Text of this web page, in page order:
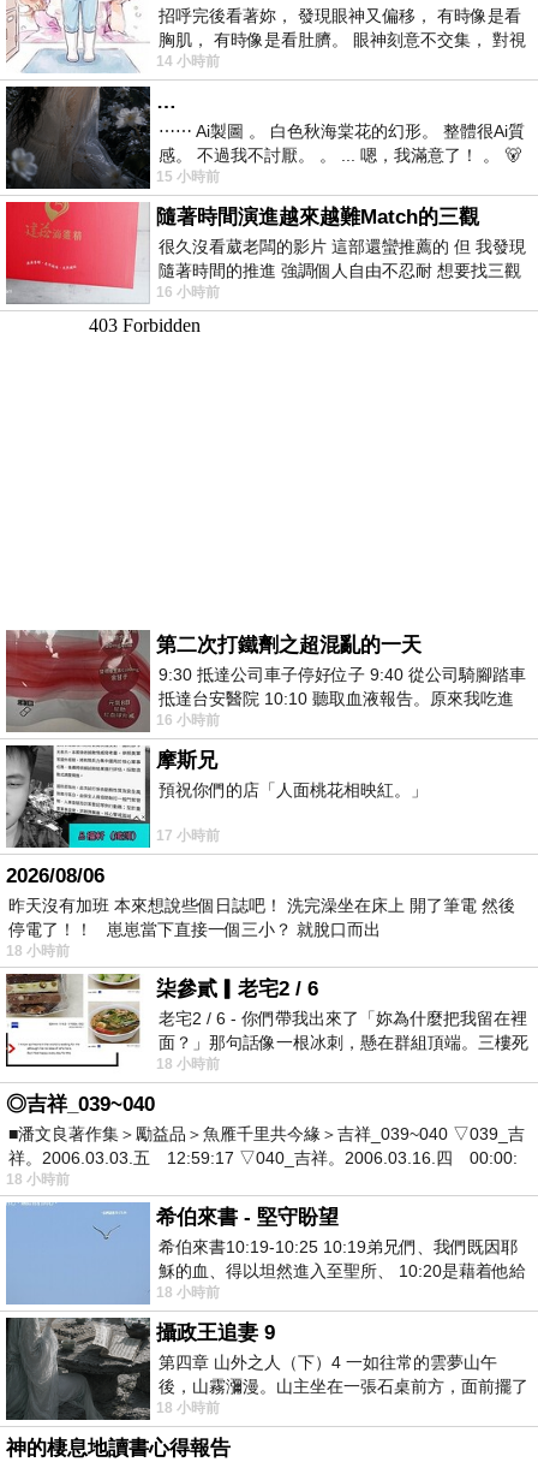
招呼完後看著妳， 發現眼神又偏移， 有時像是看
胸肌， 有時像是看肚臍。 眼神刻意不交集， 對視
視線不對齊， 讓我很難不
14 小時前
…
⋯⋯ Ai製圖 。 白色秋海棠花的幻形。 整體很Ai質
感。 不過我不討厭。 。 ... 嗯，我滿意了！ 。 🐻
昨中
15 小時前
隨著時間演進越來越難Match的三觀
很久沒看葳老闆的影片 這部還蠻推薦的 但 我發現
隨著時間的推進 強調個人自由不忍耐 想要找三觀
接近的不要說對象 連朋友都超
16 小時前
第二次打鐵劑之超混亂的一天
9:30 抵達公司車子停好位子 9:40 從公司騎腳踏車
抵達台安醫院 10:10 聽取血液報告。原來我吃進
去的 B12 彌可保並非沒有吸收而是超
16 小時前
摩斯兄
預祝你們的店「人面桃花相映紅。」
17 小時前
2026/08/06
昨天沒有加班 本來想說些個日誌吧！ 洗完澡坐在床上 開了筆電 然後
停電了！！ 崽崽當下直接一個三小？ 就脫口而出
18 小時前
柒參貳▎老宅2 / 6
老宅2 / 6 - 你們帶我出來了「妳為什麼把我留在裡
面？」那句話像一根冰刺，懸在群組頂端。三樓死
死盯著照片裡的人。那個人確實站在
18 小時前
◎吉祥_039~040
■潘文良著作集＞勵益品＞魚雁千里共今緣＞吉祥_039~040 ▽039_吉
祥。2006.03.03.五 12:59:17 ▽040_吉祥。2006.03.16.四 00:00:
18 小時前
希伯來書 - 堅守盼望
希伯來書10:19-10:25 10:19弟兄們、我們既因耶
穌的血、得以坦然進入至聖所、 10:20是藉着他給
我們開了一條又新又活的路從幔子經過
18 小時前
攝政王追妻 9
第四章 山外之人（下）4 一如往常的雲夢山午
後，山霧瀰漫。山主坐在一張石桌前方，面前擺了
一盤未下完的棋盤，還有一壺茶與兩只冒
18 小時前
神的棲息地讀書心得報告